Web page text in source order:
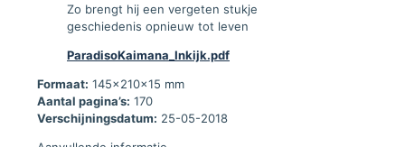
Zo brengt hij een vergeten stukje
geschiedenis opnieuw tot leven
ParadisoKaimana_Inkijk.pdf
Formaat: 145x210x15 mm
Aantal pagina’s: 170
Verschijningsdatum: 25-05-2018